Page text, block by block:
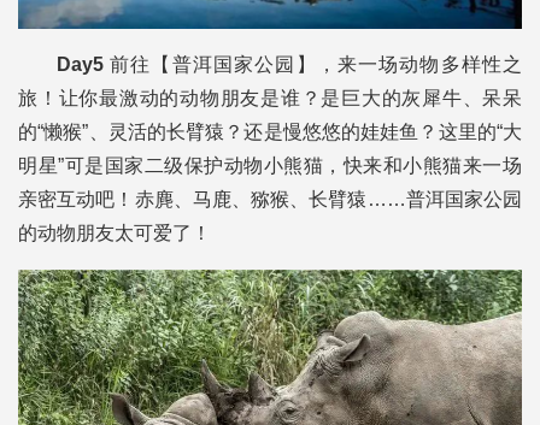
Day5前往【普洱国家公园】，来一场动物多样性之
旅！让你最激动的动物朋友是谁？是巨大的灰犀牛、呆呆
的“懒猴”、灵活的长臂猿？还是慢悠悠的娃娃鱼？这里的“大
明星”可是国家二级保护动物小熊猫，快来和小熊猫来一场
亲密互动吧！赤麂、马鹿、猕猴、长臂猿……普洱国家公园
的动物朋友太可爱了！